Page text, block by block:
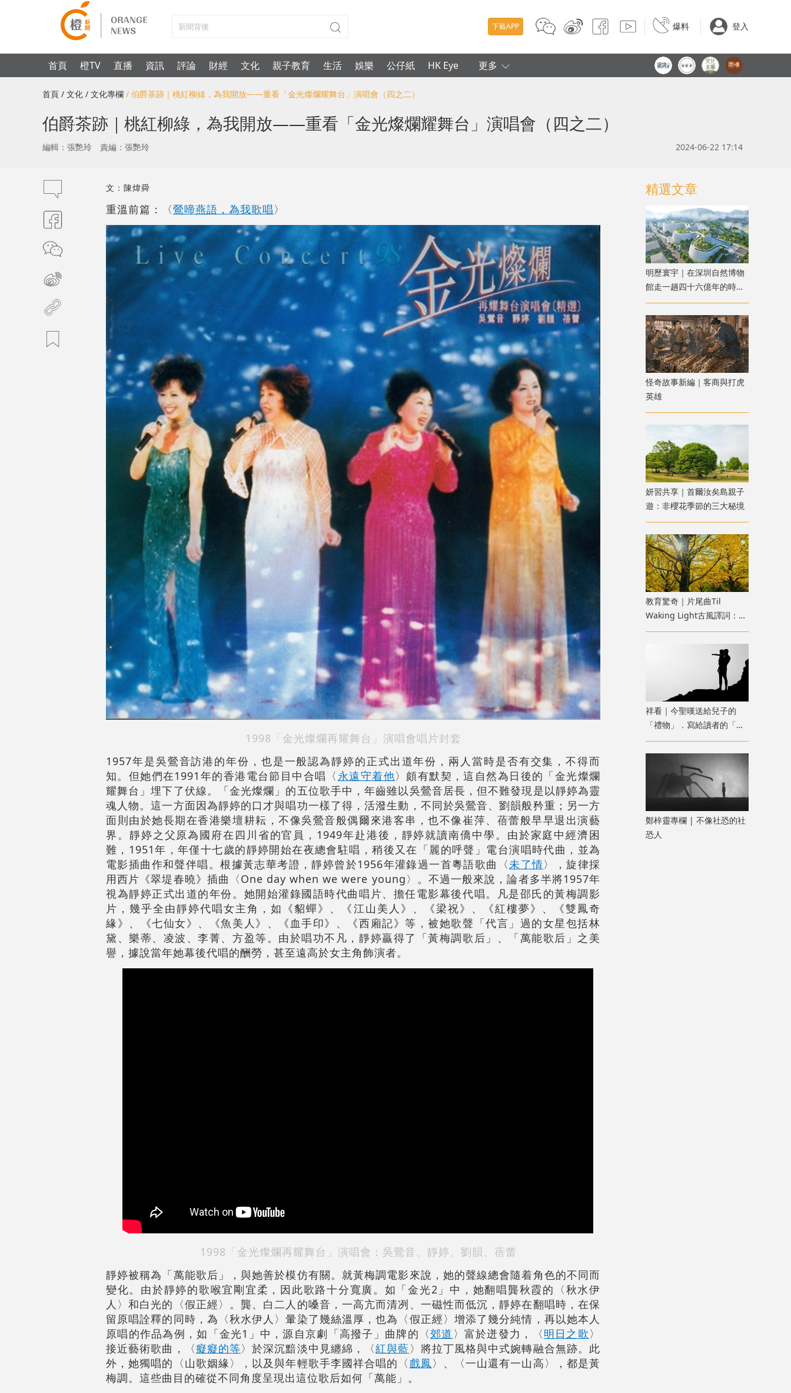
下載APP 爆料 登入
首頁 橙TV 直播 資訊 評論 財經 文化 親子教育 生活 娛樂 公仔紙 HK Eye 更多
首頁 / 文化 / 文化專欄 / 伯爵茶跡｜桃紅柳綠，為我開放――重看「金光燦爛耀舞台」演唱會（四之二）
伯爵茶跡｜桃紅柳綠，為我開放――重看「金光燦爛耀舞台」演唱會（四之二）
編輯：張艷玲 責編：張艷玲 2024-06-22 17:14
文：陳煒舜
重溫前篇：〈鶯啼燕語，為我歌唱〉
1998「金光燦爛再耀舞台」演唱會唱片封套
1957年是吳鶯音訪港的年份，也是一般認為靜婷的正式出道年份，兩人當時是否有交集，不得而
知。但她們在1991年的香港電台節目中合唱〈 永遠守着他〉頗有默契，這自然為日後的「金光燦爛
耀舞台」埋下了伏線。「金光燦爛」的五位歌手中，年齒雖以吳鶯音居長，但不難發現是以靜婷為靈
魂人物。這一方面因為靜婷的口才與唱功一樣了得，活潑生動，不同於吳鶯音、劉韻般矜重；另一方
面則由於她長期在香港樂壇耕耘，不像吳鶯音般偶爾來港客串，也不像崔萍、蓓蕾般早早退出演藝
界。靜婷之父原為國府在四川省的官員，1949年赴港後，靜婷就讀南僑中學。由於家庭中經濟困
難，1951年，年僅十七歲的靜婷開始在夜總會駐唱，稍後又在「麗的呼聲」電台演唱時代曲，並為
電影插曲作和聲伴唱。根據黃志華考證，靜婷曾於1956年灌錄過一首粵語歌曲〈未了情〉，旋律採
用西片《翠堤春曉》插曲〈One day when we were young〉。不過一般來說，論者多半將1957年
視為靜婷正式出道的年份。她開始灌錄國語時代曲唱片、擔任電影幕後代唱。凡是邵氏的黃梅調影
片，幾乎全由靜婷代唱女主角，如《貂蟬》、《江山美人》、《梁祝》、《紅樓夢》、《雙鳳奇
緣》、《七仙女》、《魚美人》、《血手印》、《西廂記》等，被她歌聲「代言」過的女星包括林
黛、樂蒂、凌波、李菁、方盈等。由於唱功不凡，靜婷贏得了「黃梅調歌后」、「萬能歌后」之美
譽，據說當年她幕後代唱的酬勞，甚至遠高於女主角飾演者。
1998「金光燦爛再耀舞台」演唱會：吳鶯音、靜婷、劉韻、蓓蕾
靜婷被稱為「萬能歌后」，與她善於模仿有關。就黃梅調電影來說，她的聲線總會隨着角色的不同而
變化。由於靜婷的歌喉宜剛宜柔，因此歌路十分寬廣。如「金光2」中，她翻唱龔秋霞的〈秋水伊
人〉和白光的〈假正經〉。龔、白二人的嗓音，一高亢而清冽、一磁性而低沉，靜婷在翻唱時，在保
留原唱詮釋的同時，為〈秋水伊人〉暈染了幾絲溫厚，也為〈假正經〉增添了幾分純情，再以她本人
原唱的作品為例，如「金光1」中，源自京劇「高撥子」曲牌的〈郊道 〉富於迸發力，〈明日之歌〉
接近藝術歌曲，〈癡癡的等〉於深沉黯淡中見纏綿，〈紅與藍〉將拉丁風格與中式婉轉融合無跡。此
外，她獨唱的〈山歌姻緣〉，以及與年輕歌手李國祥合唱的〈戲鳳〉、〈一山還有一山高〉，都是黃
梅調。這些曲目的確從不同角度呈現出這位歌后如何「萬能」。
精選文章
明歷寰宇｜在深圳自然博物
館走一趟四十六億年的時空
之旅
怪奇故事新編｜客商與打虎
英雄
妍習共享｜首爾汝矣島親子
遊：非櫻花季節的三大秘境
教育驚奇｜片尾曲Til
Waking Light古風譯詞：
《寂靜的朋友》雜談七
祥看｜今聖嘆送給兒子的
「禮物」．寫給讀者的「故
事」
鄭梓靈專欄 | 不像社恐的社
恐人